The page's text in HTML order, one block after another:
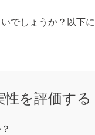
でしょうか？以下に
を評価する